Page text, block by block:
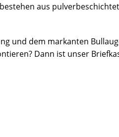
aus
und dem markanten
Dann ist unser